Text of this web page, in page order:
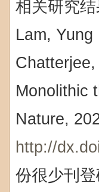
相关研究
Lam,
Monolithic
Nature,
http://
份很少刊